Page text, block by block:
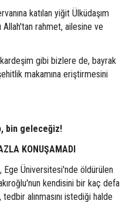
katılan yiğit Ülküdaşım
Allah'tan rahmet, ailesine ve
gibi bizlere de, bayrak
makamına eriştirmesini
bin geleceğiz!
KONUŞAMADI
Ege Üniversitesi'nde öldürülen
kendisini bir kaç defa
alınmasını istediği halde